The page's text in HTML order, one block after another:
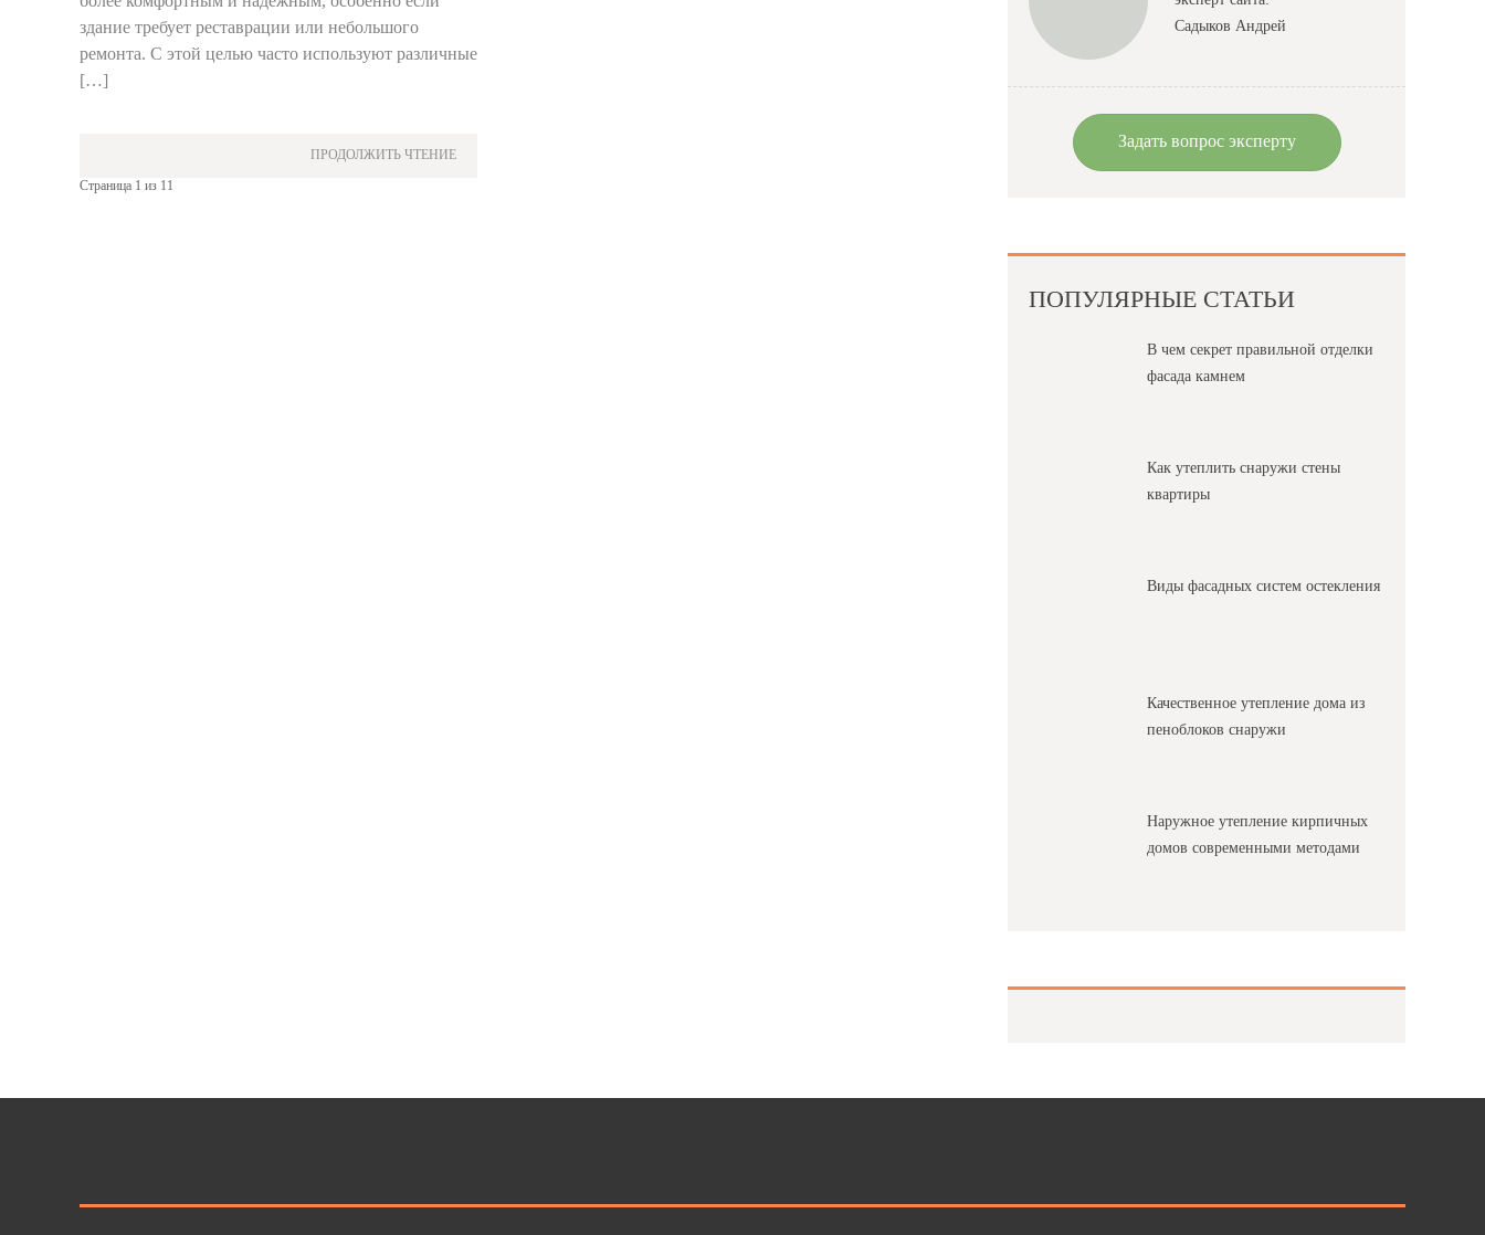
здание требует реставрации или небольшого
ремонта. С этой целью часто используют различные
[…]
ПРОДОЛЖИТЬ ЧТЕНИЕ
Страница 1 из 11
Садыков Андрей
Задать вопрос эксперту
ПОПУЛЯРНЫЕ СТАТЬИ
В чем секрет правильной отделки
фасада камнем
Как утеплить снаружи стены
квартиры
Виды фасадных систем остекления
Качественное утепление дома из
пеноблоков снаружи
Наружное утепление кирпичных
домов современными методами